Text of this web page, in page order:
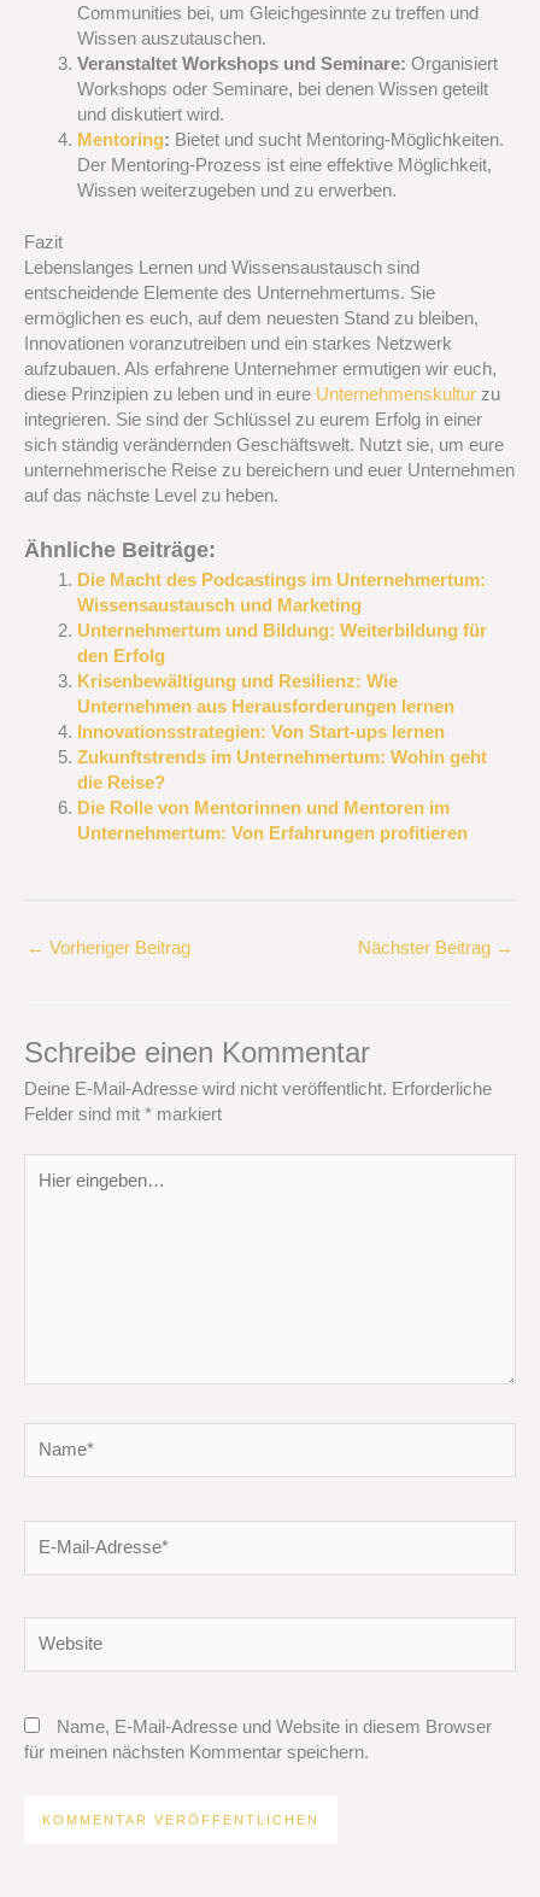
Communities bei, um Gleichgesinnte zu treffen und
Wissen auszutauschen.
Veranstaltet Workshops und Seminare: Organisiert
Workshops oder Seminare, bei denen Wissen geteilt
und diskutiert wird.
Mentoring: Bietet und sucht Mentoring-Möglichkeiten.
Der Mentoring-Prozess ist eine effektive Möglichkeit,
Wissen weiterzugeben und zu erwerben.
Fazit
Lebenslanges Lernen und Wissensaustausch sind
entscheidende Elemente des Unternehmertums. Sie
ermöglichen es euch, auf dem neuesten Stand zu bleiben,
Innovationen voranzutreiben und ein starkes Netzwerk
aufzubauen. Als erfahrene Unternehmer ermutigen wir euch,
diese Prinzipien zu leben und in eure Unternehmenskultur zu
integrieren. Sie sind der Schlüssel zu eurem Erfolg in einer
sich ständig verändernden Geschäftswelt. Nutzt sie, um eure
unternehmerische Reise zu bereichern und euer Unternehmen
auf das nächste Level zu heben.
Ähnliche Beiträge:
Die Macht des Podcastings im Unternehmertum:
Wissensaustausch und Marketing
Unternehmertum und Bildung: Weiterbildung für
den Erfolg
Krisenbewältigung und Resilienz: Wie
Unternehmen aus Herausforderungen lernen
Innovationsstrategien: Von Start-ups lernen
Zukunftstrends im Unternehmertum: Wohin geht
die Reise?
Die Rolle von Mentorinnen und Mentoren im
Unternehmertum: Von Erfahrungen profitieren
← Vorheriger Beitrag Nächster Beitrag →
Schreibe einen Kommentar
Deine E-Mail-Adresse wird nicht veröffentlicht. Erforderliche
Felder sind mit * markiert
eingeben…
Mail-
Name, E-Mail-Adresse und Website in diesem Browser
für meinen nächsten Kommentar speichern.